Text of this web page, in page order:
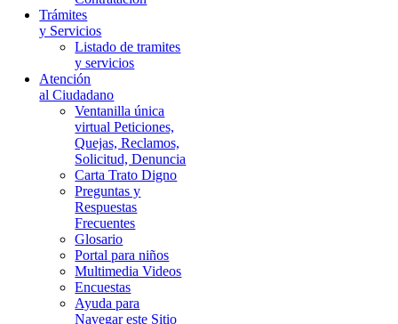
Trámites
y Servicios
Listado de tramites
y servicios
Atención
al Ciudadano
Ventanilla única
virtual Peticiones,
Quejas, Reclamos,
Solicitud, Denuncia
Carta Trato Digno
Preguntas y
Respuestas
Frecuentes
Glosario
Portal para niños
Multimedia Videos
Encuestas
Ayuda para
Navegar este Sitio